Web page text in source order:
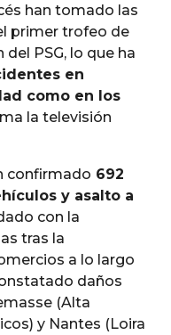
han tomado las
primer trofeo de
PSG, lo que ha
en
como en los
la televisión
confirmado 692
y asalto a
con la
tras la
a lo largo
daños
(Alta
y Nantes (Loira